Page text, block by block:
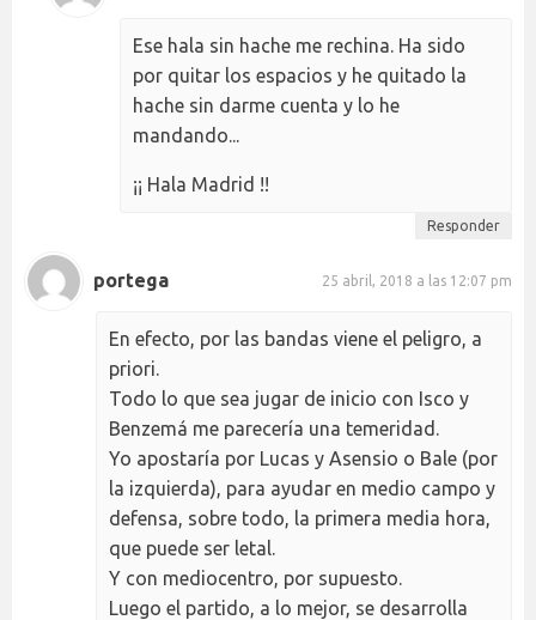
Ese hala sin hache me rechina. Ha sido
por quitar los espacios y he quitado la
hache sin darme cuenta y lo he
mandando...
¡¡ Hala Madrid !!
Responder
portega 25 abril, 2018 a las 12:07 pm
En efecto, por las bandas viene el peligro, a
priori.
Todo lo que sea jugar de inicio con Isco y
Benzemá me parecería una temeridad.
Yo apostaría por Lucas y Asensio o Bale (por
la izquierda), para ayudar en medio campo y
defensa, sobre todo, la primera media hora,
que puede ser letal.
Y con mediocentro, por supuesto.
Luego el partido, a lo mejor, se desarrolla